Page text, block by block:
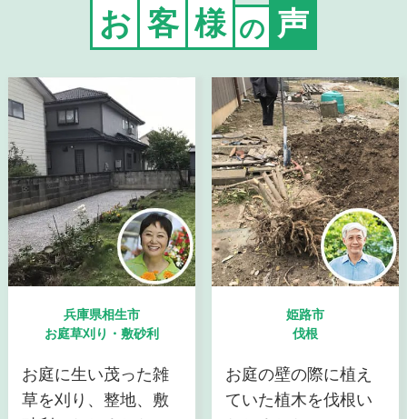
お 客 様 の 声
兵庫県相生市
お庭草刈り・敷砂利
お庭に生い茂った雑
草を刈り、整地、敷
姫路市
伐根
お庭の壁の際に植え
ていた植木を伐根い